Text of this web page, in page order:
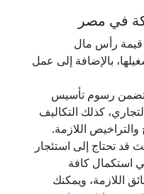
في مصر
رأس مال
بالإضافة إلى عمل
رسوم تأسيس
كذلك التكاليف
اللازمة.
قد تحتاج إلى استئجار
كافة
اللازمة، ويمكنك